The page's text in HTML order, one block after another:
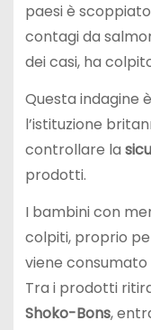
paesi è
contagi da
dei casi, ha
Questa indagine
l’istituzione
controllare la
prodotti.
I bambini con
colpiti, proprio
viene consumato
Tra i prodotti
Shoko-Bons,